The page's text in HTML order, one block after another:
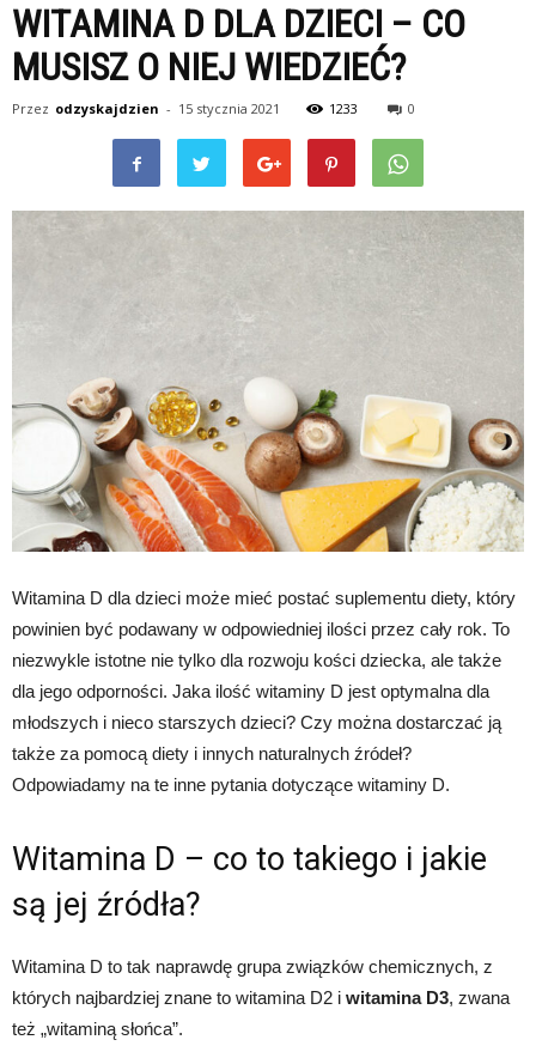
WITAMINA D DLA DZIECI – CO
MUSISZ O NIEJ WIEDZIEĆ?
Przez odzyskajdzien - 15 stycznia 2021 1233 0
Witamina D dla dzieci może mieć postać suplementu diety, który
powinien być podawany w odpowiedniej ilości przez cały rok. To
niezwykle istotne nie tylko dla rozwoju kości dziecka, ale także
dla jego odporności. Jaka ilość witaminy D jest optymalna dla
młodszych i nieco starszych dzieci? Czy można dostarczać ją
także za pomocą diety i innych naturalnych źródeł?
Odpowiadamy na te inne pytania dotyczące witaminy D.
Witamina D – co to takiego i jakie
są jej źródła?
Witamina D to tak naprawdę grupa związków chemicznych, z
których najbardziej znane to witamina D2 i witamina D3, zwana
też „witaminą słońca”.